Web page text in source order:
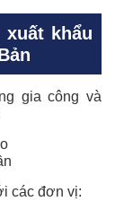
xuất khẩu
gia công và
các đơn vị: